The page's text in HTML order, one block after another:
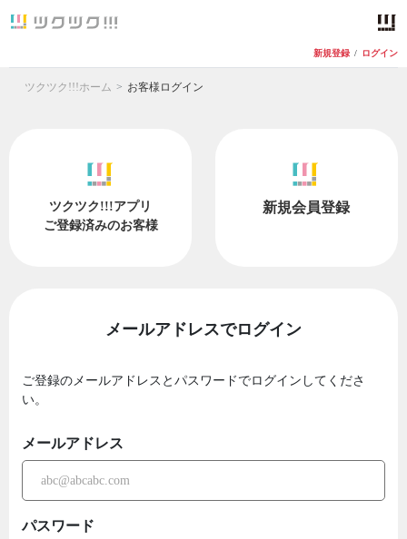
新規登録 / ログイン
ツクツク!!!ホーム お客様ログイン
ツクツク!!!アプリ
ご登録済みのお客様
新規会員登録
メールアドレスでログイン
ご登録のメールアドレスとパスワードでログインしてくださ
い。
メールアドレス
パスワード